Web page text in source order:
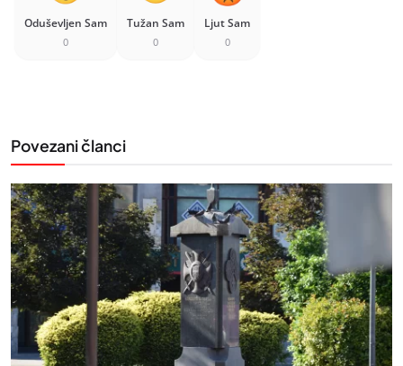
Oduševljen Sam
0
Tužan Sam
0
Ljut Sam
0
Povezani članci